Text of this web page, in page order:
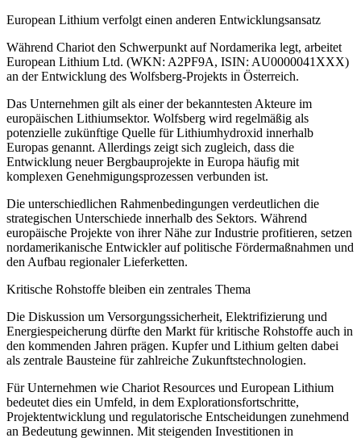
European Lithium verfolgt einen anderen Entwicklungsansatz
Während Chariot den Schwerpunkt auf Nordamerika legt, arbeitet
European Lithium Ltd. (WKN: A2PF9A, ISIN: AU0000041XXX)
an der Entwicklung des Wolfsberg-Projekts in Österreich.
Das Unternehmen gilt als einer der bekanntesten Akteure im
europäischen Lithiumsektor. Wolfsberg wird regelmäßig als
potenzielle zukünftige Quelle für Lithiumhydroxid innerhalb
Europas genannt. Allerdings zeigt sich zugleich, dass die
Entwicklung neuer Bergbauprojekte in Europa häufig mit
komplexen Genehmigungsprozessen verbunden ist.
Die unterschiedlichen Rahmenbedingungen verdeutlichen die
strategischen Unterschiede innerhalb des Sektors. Während
europäische Projekte von ihrer Nähe zur Industrie profitieren, setzen
nordamerikanische Entwickler auf politische Fördermaßnahmen und
den Aufbau regionaler Lieferketten.
Kritische Rohstoffe bleiben ein zentrales Thema
Die Diskussion um Versorgungssicherheit, Elektrifizierung und
Energiespeicherung dürfte den Markt für kritische Rohstoffe auch in
den kommenden Jahren prägen. Kupfer und Lithium gelten dabei
als zentrale Bausteine für zahlreiche Zukunftstechnologien.
Für Unternehmen wie Chariot Resources und European Lithium
bedeutet dies ein Umfeld, in dem Explorationsfortschritte,
Projektentwicklung und regulatorische Entscheidungen zunehmend
an Bedeutung gewinnen. Mit steigenden Investitionen in